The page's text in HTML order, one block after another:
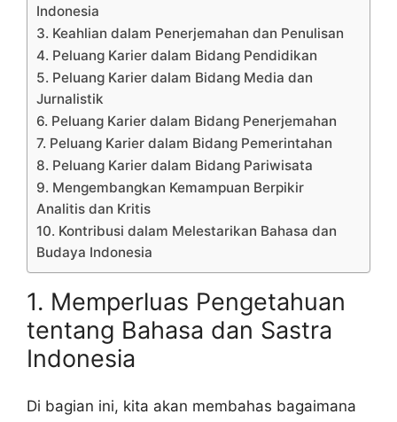
Indonesia
3. Keahlian dalam Penerjemahan dan Penulisan
4. Peluang Karier dalam Bidang Pendidikan
5. Peluang Karier dalam Bidang Media dan
Jurnalistik
6. Peluang Karier dalam Bidang Penerjemahan
7. Peluang Karier dalam Bidang Pemerintahan
8. Peluang Karier dalam Bidang Pariwisata
9. Mengembangkan Kemampuan Berpikir
Analitis dan Kritis
10. Kontribusi dalam Melestarikan Bahasa dan
Budaya Indonesia
1. Memperluas Pengetahuan
tentang Bahasa dan Sastra
Indonesia
Di bagian ini, kita akan membahas bagaimana